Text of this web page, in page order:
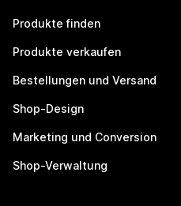
Produkte finden
Produkte verkaufen
Bestellungen und Versand
Shop-Design
Marketing und Conversion
Shop-Verwaltung